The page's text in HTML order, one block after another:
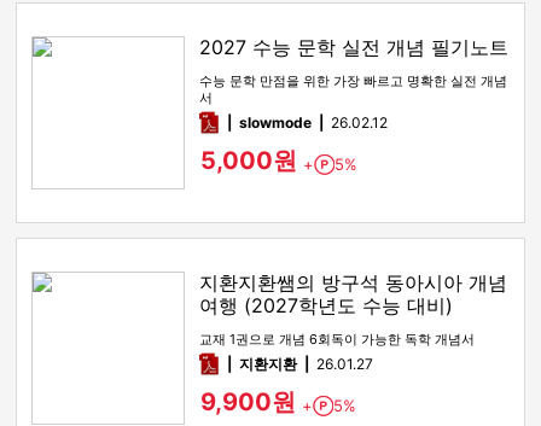
2027 수능 문학 실전 개념 필기노트
수능 문학 만점을 위한 가장 빠르고 명확한 실전 개념
서
pdfslowmode 26.02.12
5,000원 + Point
5%
지환지환쌤의 방구석 동아시아 개념
여행 (2027학년도 수능 대비)
교재 1권으로 개념 6회독이 가능한 독학 개념서
pdf지환지환 26.01.27
9,900원 + Point
5%